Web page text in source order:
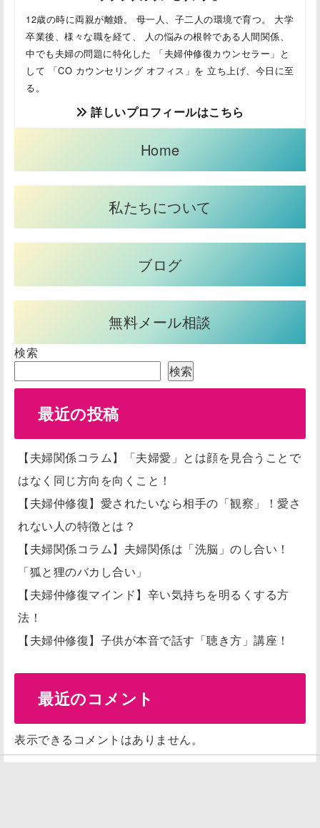
12歳の時に両親が離婚。 母一人、子二人の環境で育つ。 大学
卒業後、様々な職を経て、 人の悩みの根幹である人間関係、
中でも夫婦の問題に特化した 「夫婦仲修復カウンセラー」と
して 「CO カウンセリング オフィス」を 立ち上げ、今日に至
る。
詳しいプロフィールはこちら
Home
私たちについて
ブログ
無料メール相談
検索
検索
最近の投稿
【夫婦関係コラム】「夫婦愛」とは顔を見合うことで
はなく同じ方向を向くこと！
【夫婦仲修復】愛されたいなら相手の「観察」！愛さ
れない人の特徴とは？
【夫婦関係コラム】夫婦関係は「洗脳」のし合い！
「狐と狸のバカし合い」
【夫婦仲修復マインド】辛い気持ちを明るくする方
法！
【夫婦仲修復】子供が本音で話す「聴き方」講座！
最近のコメント
表示できるコメントはありません。